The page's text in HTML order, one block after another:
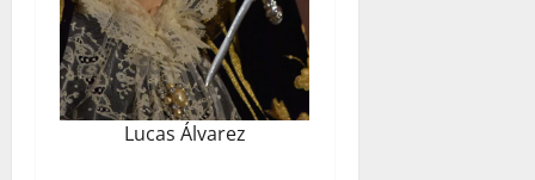
Lucas Álvarez